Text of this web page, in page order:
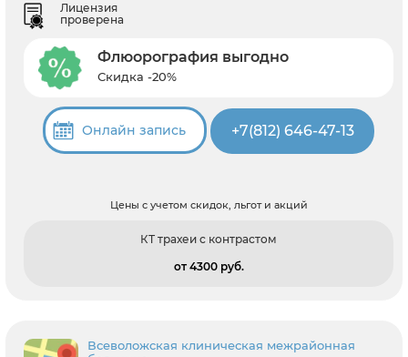
Лицензия
проверена
Флюорография выгодно
Скидка -20%
Онлайн запись +7(812) 646-47-13
Цены с учетом скидок, льгот и акций
КТ трахеи с контрастом
от 4300 pуб.
Всеволожская клиническая межрайонная